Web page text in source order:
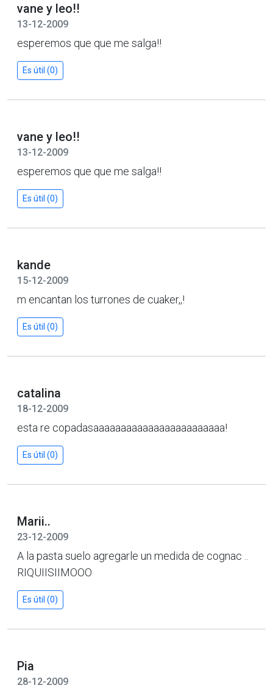
vane y leo!!
13-12-2009
esperemos que que me salga!!
Es útil (0)
vane y leo!!
13-12-2009
esperemos que que me salga!!
Es útil (0)
kande
15-12-2009
m encantan los turrones de cuaker,,!
Es útil (0)
catalina
18-12-2009
esta re copadasaaaaaaaaaaaaaaaaaaaaaaaa!
Es útil (0)
Marii..
23-12-2009
A la pasta suelo agregarle un medida de cognac ..
RIQUIISIIMOOO
Es útil (0)
Pia
28-12-2009